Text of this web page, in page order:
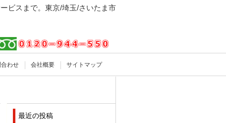
ビスまで。東京/埼玉/さいたま市
合わせ 会社概要 サイトマップ
最近の投稿